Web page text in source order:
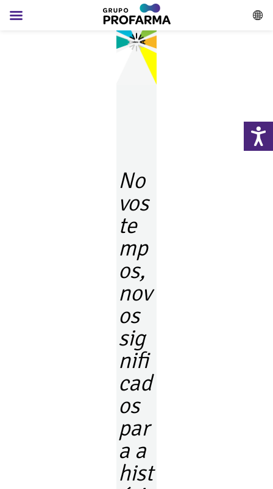
No
vos
te
mp
os,
nov
os
sig
nifi
cad
os
par
a a
hist